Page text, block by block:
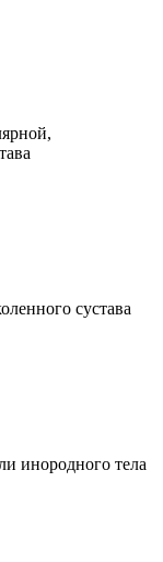
сустава
инородного тела